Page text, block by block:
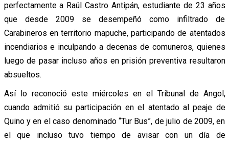
perfectamente a Raúl Castro Antipán, estudiante de 23 años
que desde 2009 se desempeñó como infiltrado de
Carabineros en territorio mapuche, participando de atentados
incendiarios e inculpando a decenas de comuneros, quienes
luego de pasar incluso años en prisión preventiva resultaron
absueltos.
Así lo reconoció este miércoles en el Tribunal de Angol,
cuando admitió su participación en el atentado al peaje de
Quino y en el caso denominado “Tur Bus”, de julio de 2009, en
el que incluso tuvo tiempo de avisar con un día de